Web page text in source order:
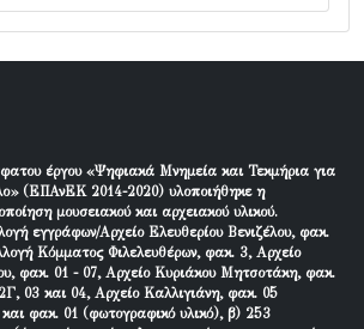
έργου «Ψηφιακά Μνημεία και Τεκμήρια για
(ΕΠΑνΕΚ 2014-2020) υλοποιήθηκε η
μουσειακού και αρχειακού υλικού.
εγγράφων/Αρχείο Ελευθερίου Βενιζέλου, φακ.
Κόμματος Φιλελευθέρων, φακ. 3, Αρχείο
φακ. 01 - 07, Αρχείο Κυριάκου Μητσοτάκη, φακ.
03 και 04, Αρχείο Καλλιγιάνη, φακ. 05
και φακ. 01 (φωτογραφικό υλικό), β) 253